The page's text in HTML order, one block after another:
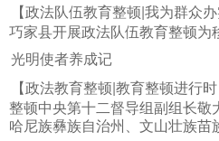
【政法队伍教育整顿|我为群
巧家县开展政法队伍教育整顿为
光明使者养成记
【政法教育整顿|教育整顿进行
整顿中央第十二督导组副组长
哈尼族彝族自治州、文山壮族苗